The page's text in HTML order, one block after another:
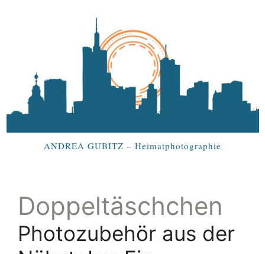
ANDREA GUBITZ – Heimatphotographie
Doppeltäschchen
Photozubehör aus der